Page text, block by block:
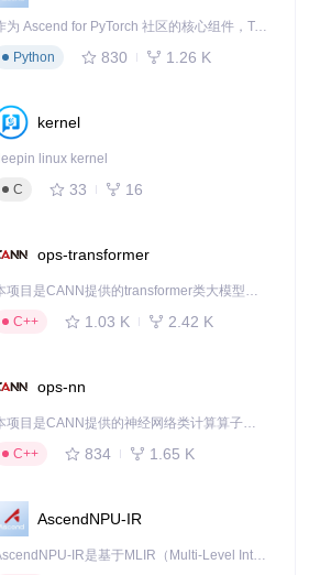
作为 Ascend for PyTorch 社区的核心组件，TorchNPU 是昇腾专为 PyTorch 打造的深度学习适配插件，使 PyTorch 框架能够直接调用昇腾 NPU，为开发者提供昇腾 AI 处理器的超强算力。
Python
830 1.26 K
kernel
linux kernel
C
33 16
ops-transformer
本项目是CANN提供的transformer类大模型算子库，实现网络在NPU上加速计算。
C++
1.03 K 2.42 K
ops-nn
本项目是CANN提供的神经网络类计算算子库，实现网络在NPU上加速计算。
C++
834 1.65 K
AscendNPU-IR
AscendNPU-IR是基于MLIR（Multi-Level Intermediate Representation）构建的，面向昇腾亲和算子编译时使用的中间表示，提供昇腾完备表达能力，通过编译优化提升昇腾AI处理器计算效率，支持通过生态框架使能昇腾AI处理器与深度调优